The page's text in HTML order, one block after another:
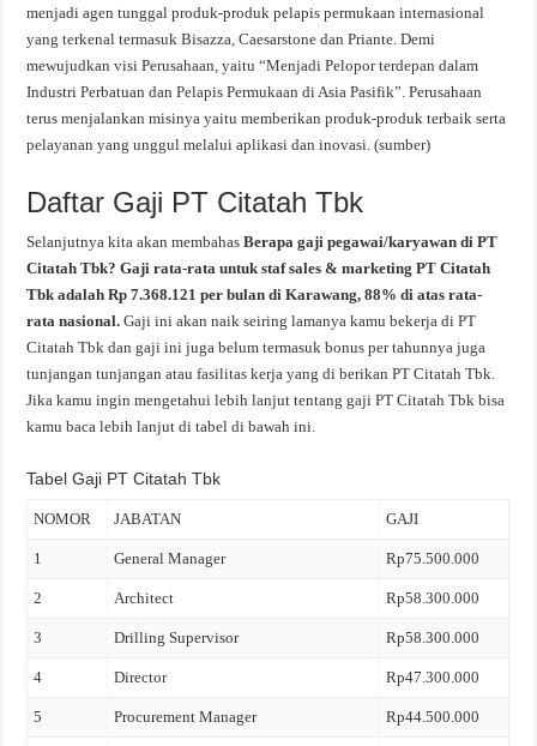
menjadi agen tunggal produk-produk pelapis permukaan internasional
yang terkenal termasuk Bisazza, Caesarstone dan Priante. Demi
mewujudkan visi Perusahaan, yaitu “Menjadi Pelopor terdepan dalam
Industri Perbatuan dan Pelapis Permukaan di Asia Pasifik”. Perusahaan
terus menjalankan misinya yaitu memberikan produk-produk terbaik serta
pelayanan yang unggul melalui aplikasi dan inovasi. (sumber)
Daftar Gaji PT Citatah Tbk
Selanjutnya kita akan membahasBerapa gaji pegawai/karyawan di PT
Citatah Tbk? Gaji rata-rata untuk staf sales & marketing PT Citatah
Tbk adalah Rp 7.368.121 per bulan di Karawang, 88% di atas rata-
rata nasional.Gaji ini akan naik seiring lamanya kamu bekerja di PT
Citatah Tbk dan gaji ini juga belum termasuk bonus per tahunnya juga
tunjangan tunjangan atau fasilitas kerja yang di berikan PT Citatah Tbk.
Jika kamu ingin mengetahui lebih lanjut tentang gaji PT Citatah Tbk bisa
kamu baca lebih lanjut di tabel di bawah ini.
Tabel Gaji PT Citatah Tbk
NOMOR JABATAN GAJI
1 General Manager Rp75.500.000
2 Architect Rp58.300.000
3 Drilling Supervisor Rp58.300.000
4 Director Rp47.300.000
5 Procurement Manager Rp44.500.000